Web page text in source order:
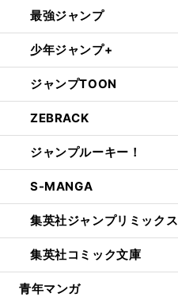
最強ジャンプ
少年ジャンプ+
ジャンプTOON
ZEBRACK
ジャンプルーキー！
S-MANGA
集英社ジャンプリミックス
集英社コミック文庫
青年マンガ